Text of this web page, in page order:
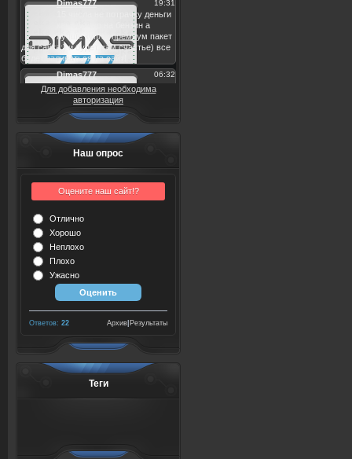
Для добавления необходима
авторизация
Наш опрос
Оцените наш сайт!?
Отлично
Хорошо
Неплохо
Плохо
Ужасно
Ответов: 22 Результаты
Архив
Теги